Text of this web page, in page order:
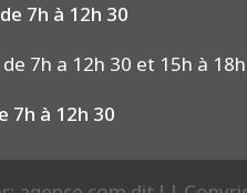
7h à 12h 30
7h a 12h 30 et 15h à
7h à 12h 30